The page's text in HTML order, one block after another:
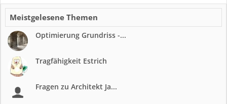
Meistgelesene Themen
Optimierung Grundriss -...
Tragfähigkeit Estrich
Fragen zu Architekt Ja...